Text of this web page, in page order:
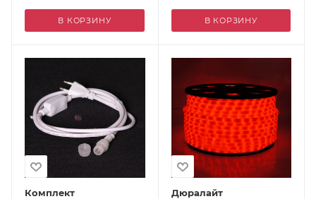
В КОРЗИНУ В КОРЗИНУ
Комплект
Дюралайт